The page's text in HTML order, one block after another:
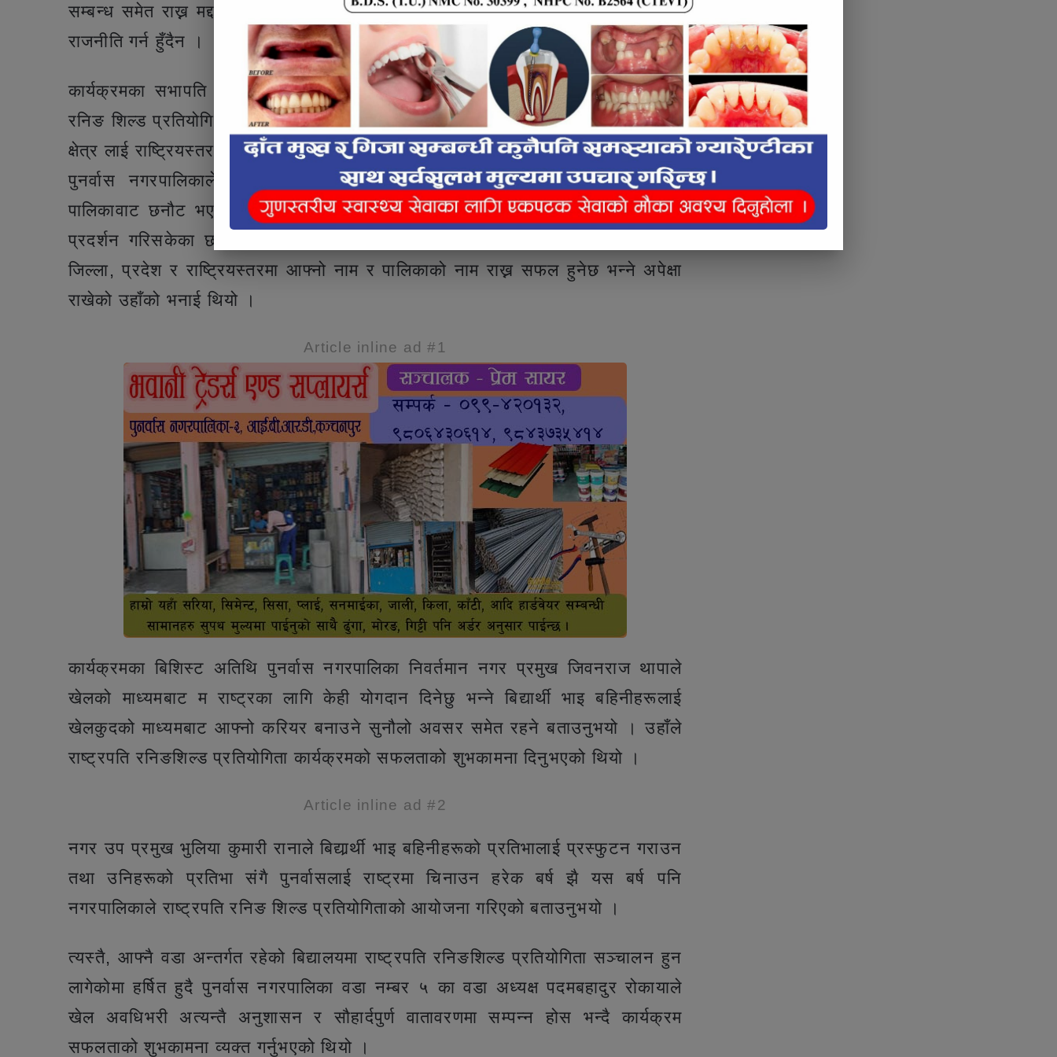
सम्बन्ध समेत राख्न मद्दत पुग्दछ उहाँले थप्नुभयो, विकास होस वा खेल क्षेत्र कसैले पनि यसमा
राजनीति गर्न हुँदैन ।
कार्यक्रमका सभापति तथा पुनर्वास नगरपालिका नगर प्रमुख तोय प्रसाद शर्माले राष्ट्रपति
रनिङ शिल्ड प्रतियोगिता स्थानीय तह , प्रदेश हुँदै संघिय तह सम्म खेलको माध्यमबाट स्थानीय
क्षेत्र लाई राष्ट्रियस्तरसम्म परिचित गराउन मद्दत मिल्ने बताउनुभयो ।
पुनर्वास नगरपालिकाले सिमित श्रोत साधन भित्र रहेर पनि विगतका बर्षहरूमा हाम्रो
पालिकावाट छनौट भएका खेलाडीहरुले जिल्ला, प्रदेश र राष्ट्रीय स्तर समेत आफ्नो प्रतिभा
प्रदर्शन गरिसकेका छन। यस वर्ष पनि प्रतियोगिताबाट छनौट भएका खेलाडी विद्यार्थीहरुले
जिल्ला, प्रदेश र राष्ट्रियस्तरमा आफ्नो नाम र पालिकाको नाम राख्न सफल हुनेछ भन्ने अपेक्षा
राखेको उहाँको भनाई थियो ।
Article inline ad #1
कार्यक्रमका बिशिस्ट अतिथि पुनर्वास नगरपालिका निवर्तमान नगर प्रमुख जिवनराज थापाले
खेलको माध्यमबाट म राष्ट्रका लागि केही योगदान दिनेछु भन्ने बिद्यार्थी भाइ बहिनीहरूलाई
खेलकुदको माध्यमबाट आफ्नो करियर बनाउने सुनौलो अवसर समेत रहने बताउनुभयो । उहाँले
राष्ट्रपति रनिङशिल्ड प्रतियोगिता कार्यक्रमको सफलताको शुभकामना दिनुभएको थियो ।
Article inline ad #2
नगर उप प्रमुख भुलिया कुमारी रानाले बिद्यार्र्थी भाइ बहिनीहरूको प्रतिभालाई प्रस्फुटन गराउन
तथा उनिहरूको प्रतिभा संगै पुनर्वासलाई राष्ट्रमा चिनाउन हरेक बर्ष झै यस बर्ष पनि
नगरपालिकाले राष्ट्रपति रनिङ शिल्ड प्रतियोगिताको आयोजना गरिएको बताउनुभयो ।
त्यस्तै, आफ्नै वडा अन्तर्गत रहेको बिद्यालयमा राष्ट्रपति रनिङशिल्ड प्रतियोगिता सञ्चालन हुन
लागेकोमा हर्षित हुदै पुनर्वास नगरपालिका वडा नम्बर ५ का वडा अध्यक्ष पदमबहादुर रोकायाले
खेल अवधिभरी अत्यन्तै अनुशासन र सौहार्दपुर्ण वातावरणमा सम्पन्न होस भन्दै कार्यक्रम
सफलताको शुभकामना व्यक्त गर्नुभएको थियो ।